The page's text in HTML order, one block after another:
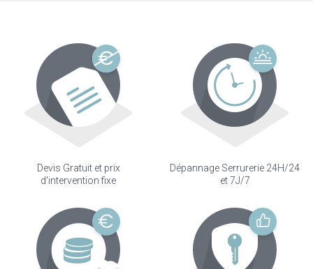
Devis Gratuit et prix
d'intervention fixe
Dépannage Serrurerie 24H/24
et 7J/7